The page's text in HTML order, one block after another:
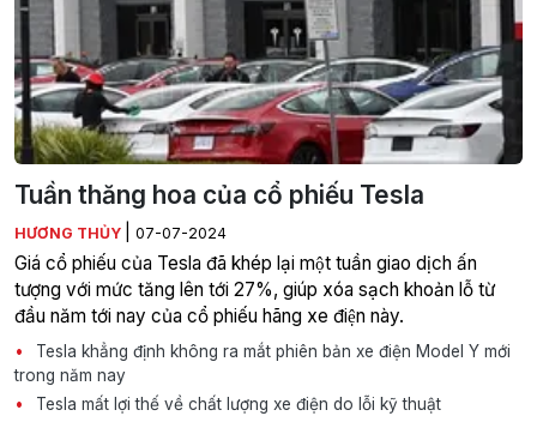
Tuần thăng hoa của cổ phiếu Tesla
HƯƠNG THỦY 07-07-2024
Giá cổ phiếu của Tesla đã khép lại một tuần giao dịch ấn
tượng với mức tăng lên tới 27%, giúp xóa sạch khoản lỗ từ
đầu năm tới nay của cổ phiếu hãng xe điện này.
Tesla khẳng định không ra mắt phiên bản xe điện Model Y mới
trong năm nay
Tesla mất lợi thế về chất lượng xe điện do lỗi kỹ thuật